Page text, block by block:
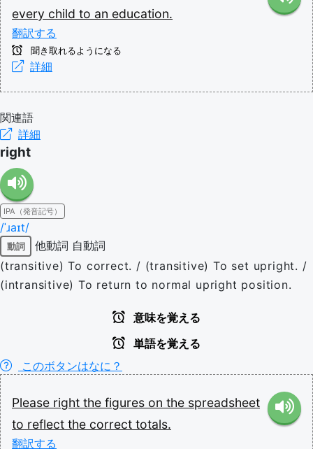
every child to an education.
翻訳する
聞き取れるようになる
詳細
関連語
詳細
right
IPA（発音記号）
/ˈɹaɪt/
動詞 他動詞 自動詞
(transitive) To correct. / (transitive) To set upright. /
(intransitive) To return to normal upright position.
意味を覚える
単語を覚える
このボタンはなに？
Please right the figures on the spreadsheet
to reflect the correct totals.
翻訳する